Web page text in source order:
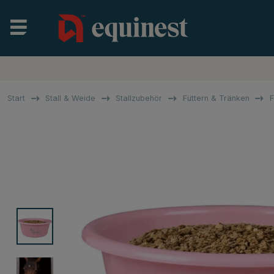
Start Stall & Weide Stallzubehör Füttern & Tränken